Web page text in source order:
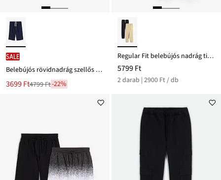
SALE
Belebújós rövidnadrág szellős lenvászon keverékből, Regular Fit
Új
3699 Ft
Leárazva4799 Ft-22%
Regular Fit belebújós nadrág tiszta pamutból (2 db-os csomag)
5799 Ft
2 darab | 2900 Ft / db